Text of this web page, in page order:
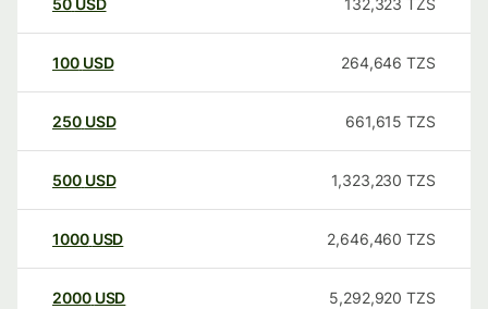
50 USD 132,323 TZS
100 USD 264,646 TZS
250 USD 661,615 TZS
500 USD 1,323,230 TZS
1000 USD 2,646,460 TZS
2000 USD 5,292,920 TZS